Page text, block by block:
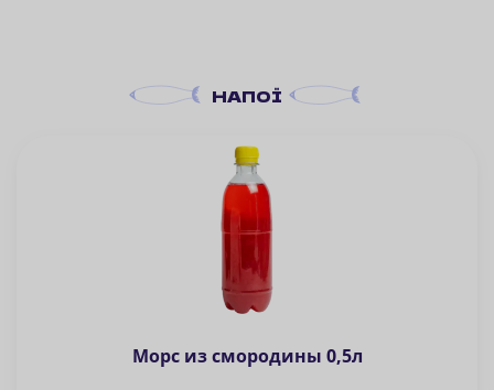
НАПОЇ
Морс из смородины 0,5л